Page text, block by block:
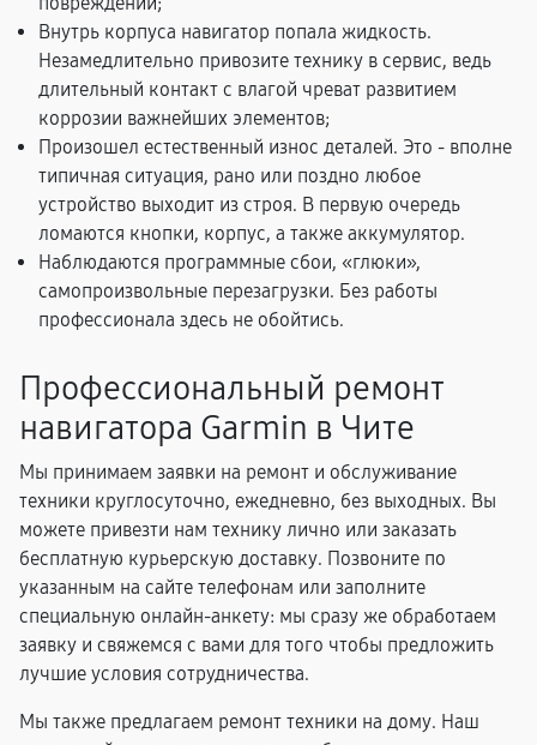
Внутрь корпуса навигатор попала жидкость.
Незамедлительно привозите технику в сервис, ведь
длительный контакт с влагой чреват развитием
коррозии важнейших элементов;
Произошел естественный износ деталей. Это - вполне
типичная ситуация, рано или поздно любое
устройство выходит из строя. В первую очередь
ломаются кнопки, корпус, а также аккумулятор.
Наблюдаются программные сбои, «глюки»,
самопроизвольные перезагрузки. Без работы
профессионала здесь не обойтись.
Профессиональный ремонт
навигатора Garmin в Чите
Мы принимаем заявки на ремонт и обслуживание
техники круглосуточно, ежедневно, без выходных. Вы
можете привезти нам технику лично или заказать
бесплатную курьерскую доставку. Позвоните по
указанным на сайте телефонам или заполните
специальную онлайн-анкету: мы сразу же обработаем
заявку и свяжемся с вами для того чтобы предложить
лучшие условия сотрудничества.
Мы также предлагаем ремонт техники на дому. Наш